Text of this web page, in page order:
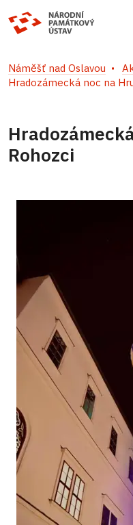
Náměšť nad Oslavou
Hradozámecká noc na
Rohozci